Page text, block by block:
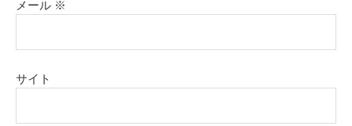
メール ※
サイト